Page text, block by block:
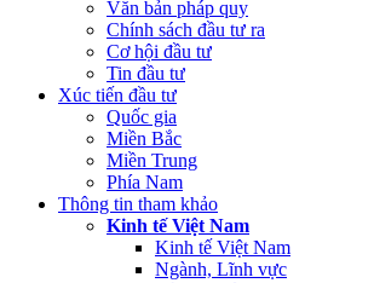
Văn bản pháp quy
Chính sách đầu tư ra
Cơ hội đầu tư
Tin đầu tư
Xúc tiến đầu tư
Quốc gia
Miền Bắc
Miền Trung
Phía Nam
Thông tin tham khảo
Kinh tế Việt Nam
Kinh tế Việt Nam
Ngành, Lĩnh vực